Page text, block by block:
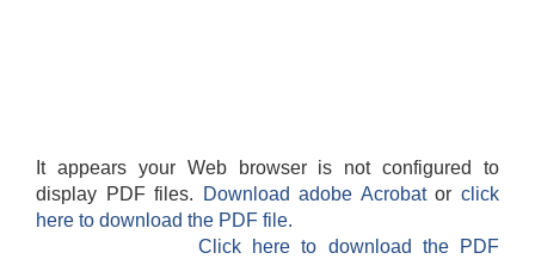
It appears your Web browser is not configured to
display PDF files.
Download adobe Acrobatorclick
here to download the PDF file.
Click here to download the PDF